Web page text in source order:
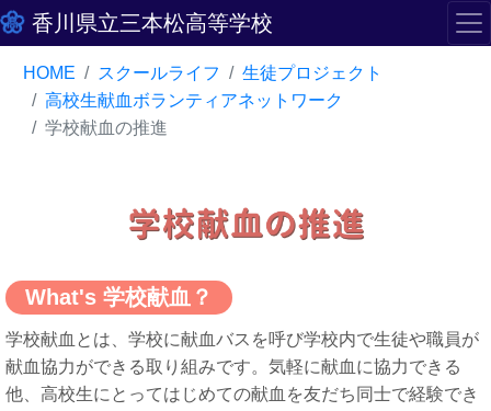
香川県立三本松高等学校
HOME スクールライフ
生徒プロジェクト
高校生献血ボランティアネットワーク
学校献血の推進
What's 学校献血？
学校献血とは、学校に献血バスを呼び学校内で生徒や職員が
献血協力ができる取り組みです。気軽に献血に協力できる
他、高校生にとってはじめての献血を友だち同士で経験でき